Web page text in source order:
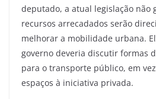
deputado, a atual legislação não
recursos arrecadados serão
melhorar a mobilidade urbana.
governo deveria discutir formas
para o transporte público, em
espaços à iniciativa privada.